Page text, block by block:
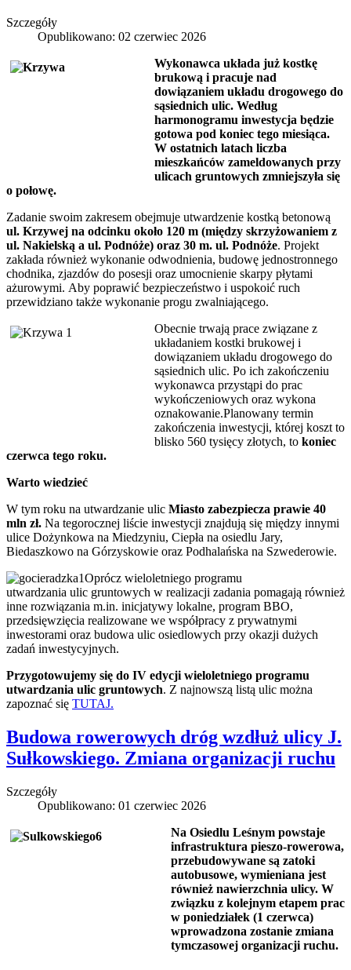
Szczegóły
Opublikowano: 02 czerwiec 2026
Wykonawca układa już kostkę
brukową i pracuje nad
dowiązaniem układu drogowego do
sąsiednich ulic. Według
harmonogramu inwestycja będzie
gotowa pod koniec tego miesiąca.
W ostatnich latach liczba
mieszkańców zameldowanych przy
ulicach gruntowych zmniejszyła się
o połowę.
Zadanie swoim zakresem obejmuje utwardzenie kostką betonową
ul. Krzywej na odcinku około 120 m (między skrzyżowaniem z
ul. Nakielską a ul. Podnóże) oraz 30 m. ul. Podnóże. Projekt
zakłada również wykonanie odwodnienia, budowę jednostronnego
chodnika, zjazdów do posesji oraz umocnienie skarpy płytami
ażurowymi. Aby poprawić bezpieczeństwo i uspokoić ruch
przewidziano także wykonanie progu zwalniającego.
Obecnie trwają prace związane z
układaniem kostki brukowej i
dowiązaniem układu drogowego do
sąsiednich ulic. Po ich zakończeniu
wykonawca przystąpi do prac
wykończeniowych oraz wykona
oznakowanie.Planowany termin
zakończenia inwestycji, której koszt to
blisko 560 tysięcy złotych, to koniec
czerwca tego roku.
Warto wiedzieć
W tym roku na utwardzanie ulic Miasto zabezpiecza prawie 40
mln zł. Na tegorocznej liście inwestycji znajdują się między innymi
ulice Dożynkowa na Miedzyniu, Ciepła na osiedlu Jary,
Biedaszkowo na Górzyskowie oraz Podhalańska na Szwederowie.
Oprócz wieloletniego programu
utwardzania ulic gruntowych w realizacji zadania pomagają również
inne rozwiązania m.in. inicjatywy lokalne, program BBO,
przedsięwzięcia realizowane we współpracy z prywatnymi
inwestorami oraz budowa ulic osiedlowych przy okazji dużych
zadań inwestycyjnych.
Przygotowujemy się do IV edycji wieloletniego programu
utwardzania ulic gruntowych. Z najnowszą listą ulic można
zapoznać się TUTAJ.
Budowa rowerowych dróg wzdłuż ulicy J.
Sułkowskiego. Zmiana organizacji ruchu
Szczegóły
Opublikowano: 01 czerwiec 2026
Na Osiedlu Leśnym powstaje
infrastruktura pieszo-rowerowa,
przebudowywane są zatoki
autobusowe, wymieniana jest
również nawierzchnia ulicy. W
związku z kolejnym etapem prac
w poniedziałek (1 czerwca)
wprowadzona zostanie zmiana
tymczasowej organizacji ruchu.